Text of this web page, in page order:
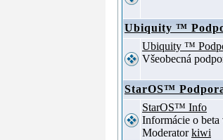
Ubiquity ™
Ubiquity ™
Všeobecná
StarOS™
StarOS™ Info
Informácie o
Moderatorkiwi